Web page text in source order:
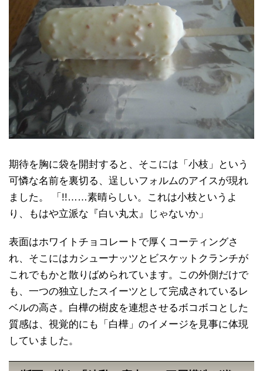
期待を胸に袋を開封すると、そこには「小枝」という
可憐な名前を裏切る、逞しいフォルムのアイスが現れ
ました。 「!!……素晴らしい。これは小枝というよ
り、もはや立派な『白い丸太』じゃないか」
表面はホワイトチョコレートで厚くコーティングさ
れ、そこにはカシューナッツとビスケットクランチが
これでもかと散りばめられています。この外側だけで
も、一つの独立したスイーツとして完成されているレ
ベルの高さ。白樺の樹皮を連想させるボコボコとした
質感は、視覚的にも「白樺」のイメージを見事に体現
していました。